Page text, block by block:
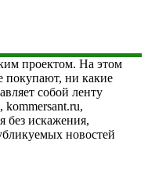
проектом. На этом
покупают, ни какие
собой ленту
kommersant.ru,
без искажения,
новостей